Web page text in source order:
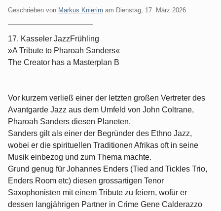
Geschrieben von Markus Knierim am Dienstag, 17. März 2026
17. Kasseler JazzFrühling
»A Tribute to Pharoah Sanders«
The Creator has a Masterplan B
Vor kurzem verließ einer der letzten großen Vertreter des
Avantgarde Jazz aus dem Umfeld von John Coltrane,
Pharoah Sanders diesen Planeten.
Sanders gilt als einer der Begründer des Ethno Jazz,
wobei er die spirituellen Traditionen Afrikas oft in seine
Musik einbezog und zum Thema machte.
Grund genug für Johannes Enders (Tied and Tickles Trio,
Enders Room etc) diesen grossartigen Tenor
Saxophonisten mit einem Tribute zu feiern, wofür er
dessen langjährigen Partner in Crime Gene Calderazzo